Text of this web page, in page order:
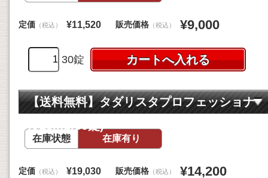
定価 （税込） ¥11,520 販売価格 （税込） ¥9,000
30錠
【送料無料】タダリスタプロフェッショナ
ル20mg(50錠)
在庫状態 在庫有り
定価 （税込） ¥19,030 販売価格 （税込） ¥14,200